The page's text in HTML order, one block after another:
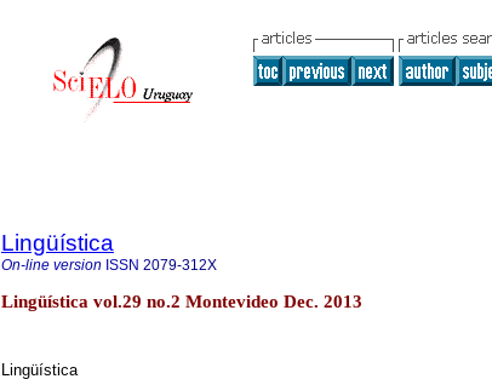
Lingüística
On-line version ISSN 2079-312X
Lingüística vol.29 no.2 Montevideo Dec. 2013
Lingüística